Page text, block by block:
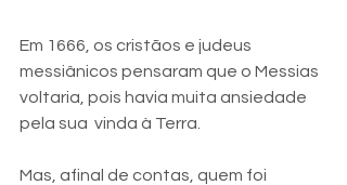
Em 1666, os cristãos e judeus
messiânicos pensaram que o Messias
voltaria, pois havia muita ansiedade
pela sua  vinda à Terra.
Mas, afinal de contas, quem foi